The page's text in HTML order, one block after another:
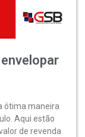
ótima maneira
Aqui estão
de revenda